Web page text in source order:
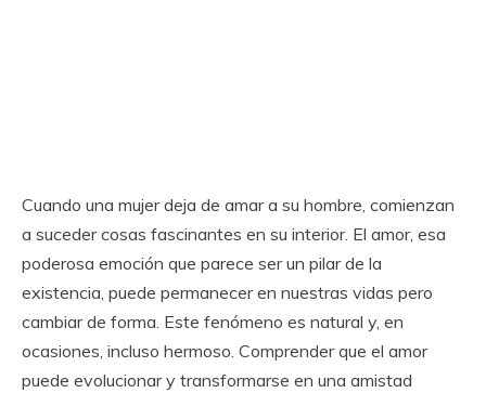
Cuando una mujer deja de amar a su hombre, comienzan
a suceder cosas fascinantes en su interior. El amor, esa
poderosa emoción que parece ser un pilar de la
existencia, puede permanecer en nuestras vidas pero
cambiar de forma. Este fenómeno es natural y, en
ocasiones, incluso hermoso. Comprender que el amor
puede evolucionar y transformarse en una amistad